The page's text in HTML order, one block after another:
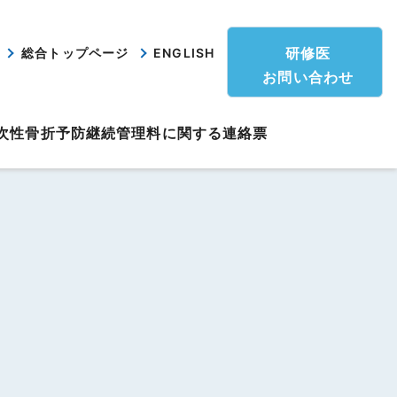
総合トップページ ENGLISH
研修医
お問い合わせ
性骨折予防継続管理料に関する連絡票